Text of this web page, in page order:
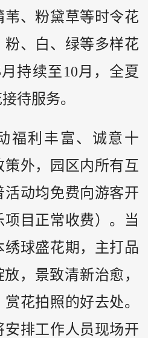
、粉黛草等时令花
、白、绿等多样花
持续至10月，全夏
待服务。
福利丰富、诚意十
策外，园区内所有互
动均免费向游客开
目正常收费）。当
球盛花期，主打品
，景致清新治愈，
花拍照的好去处。
排工作人员现场开